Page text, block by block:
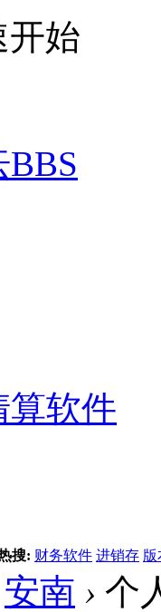
开始
BBS
算软件
搜: 财务软件 进销存 版
安南 › 个